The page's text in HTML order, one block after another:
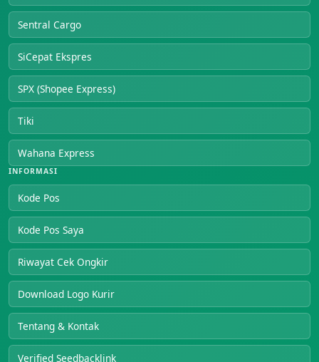
Sentral Cargo
SiCepat Ekspres
SPX (Shopee Express)
Tiki
Wahana Express
INFORMASI
Kode Pos
Kode Pos Saya
Riwayat Cek Ongkir
Download Logo Kurir
Tentang & Kontak
Verified Seedbacklink